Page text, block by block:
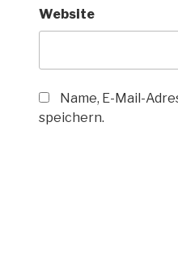
Website
Name, E-Mail-
speichern.